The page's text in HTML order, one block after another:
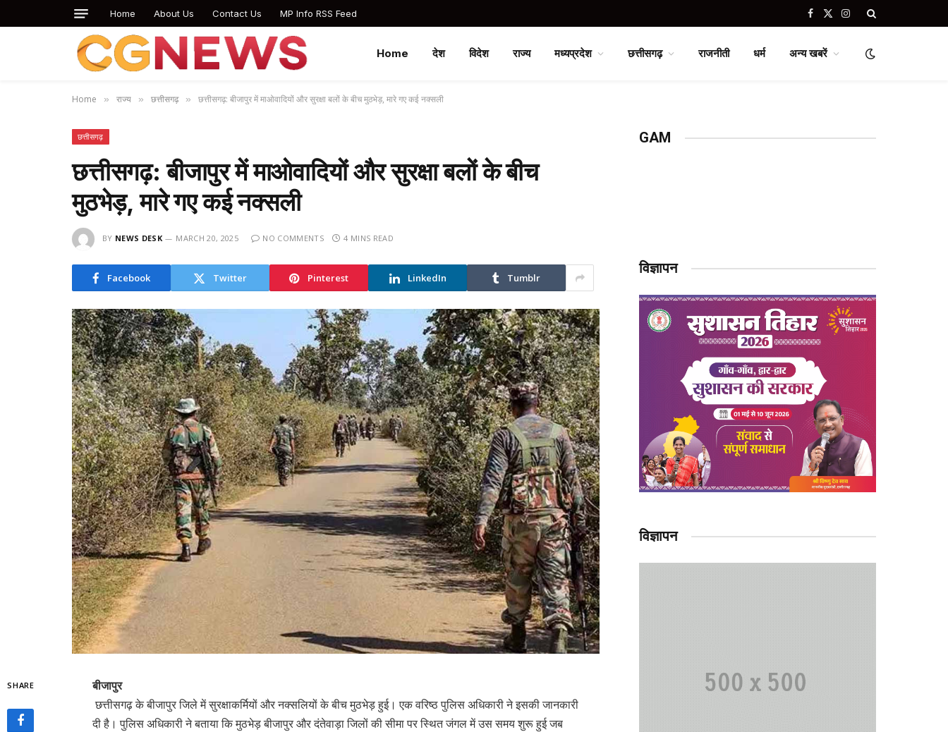
Home About Us Contact Us MP Info RSS Feed Facebook
X
Instagram
Home देश विदेश राज्य मध्यप्रदेश छत्तीसगढ़ राजनीती धर्म अन्य खबरें
Home » राज्य » छत्तीसगढ़ » छत्तीसगढ़: बीजापुर में माओवादियों और सुरक्षा बलों के बीच मुठभेड़, मारे गए कई नक्सली
छत्तीसगढ़
छत्तीसगढ़: बीजापुर में माओवादियों और सुरक्षा बलों के बीच
मुठभेड़, मारे गए कई नक्सली
BY NEWS DESK MARCH 20, 2025 NO COMMENTS 4 MINS READ
Facebook Twitter Pinterest LinkedIn Tumblr
SHARE
बीजापुर
छत्तीसगढ़ के बीजापुर जिले में सुरक्षाकर्मियों और नक्सलियों के बीच मुठभेड़ हुई। एक वरिष्ठ पुलिस अधिकारी ने इसकी जानकारी
दी है। पुलिस अधिकारी ने बताया कि मुठभेड़ बीजापुर और दंतेवाड़ा जिलों की सीमा पर स्थित जंगल में उस समय शुरू हुई जब
GAM
विज्ञापन
विज्ञापन